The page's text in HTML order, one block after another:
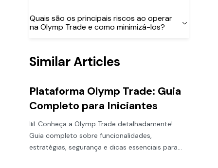
Quais são os principais riscos ao operar
na Olymp Trade e como minimizá-los?
Similar Articles
Plataforma Olymp Trade: Guia
Completo para Iniciantes
📊 Conheça a Olymp Trade detalhadamente!
Guia completo sobre funcionalidades,
estratégias, segurança e dicas essenciais para